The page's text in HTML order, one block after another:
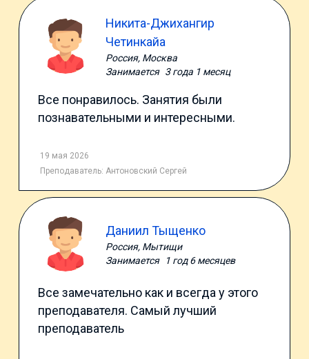
Никита-Джихангир
Четинкайа
Россия, Москва
Занимается 3 года 1 месяц
Все понравилось. Занятия были
познавательными и интересными.
19 мая 2026
Преподаватель: Антоновский Сергей
Даниил Тыщенко
Россия, Мытищи
Занимается
1 год 6 месяцев
Все замечательно как и всегда у этого
преподавателя. Самый лучший
преподаватель